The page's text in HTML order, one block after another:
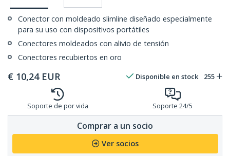
Conector con moldeado slimline diseñado especialmente
para su uso con dispositivos portátiles
Conectores moldeados con alivio de tensión
Conectores recubiertos en oro
€ 10,24 EUR Disponible en stock 255
Soporte de por vida Soporte 24/5
Comprar a un socio
Ver socios